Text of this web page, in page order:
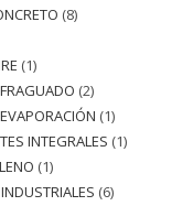
8
1
2
1
INTEGRALES 1
1
6